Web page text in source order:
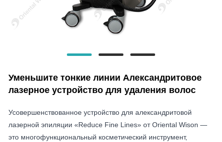
Уменьшите тонкие линии Александритовое
лазерное устройство для удаления волос
Усовершенствованное устройство для александритовой
лазерной эпиляции «Reduce Fine Lines» от Oriental Wison —
это многофункциональный косметический инструмент,